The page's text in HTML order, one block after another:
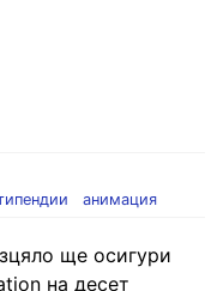
анимация
ще осигури
на десет